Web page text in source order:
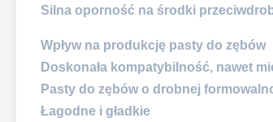
Silna oporność na środki
Wpływ na produkcję pasty do zębów
Doskonała kompatybilność, nawet
Pasty do zębów o drobnej
Łagodne i gładkie